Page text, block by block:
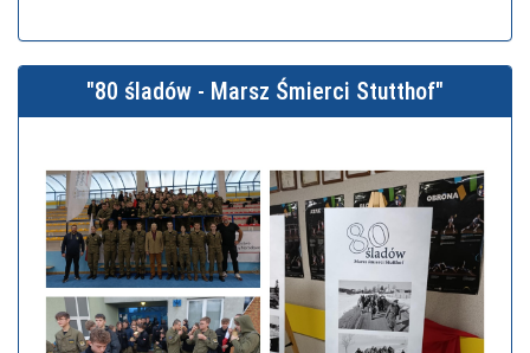
"80 śladów - Marsz Śmierci Stutthof"